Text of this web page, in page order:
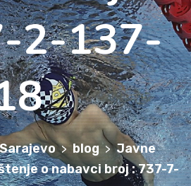
2-137-
> blog > Javne
o nabavci broj : 737-7-